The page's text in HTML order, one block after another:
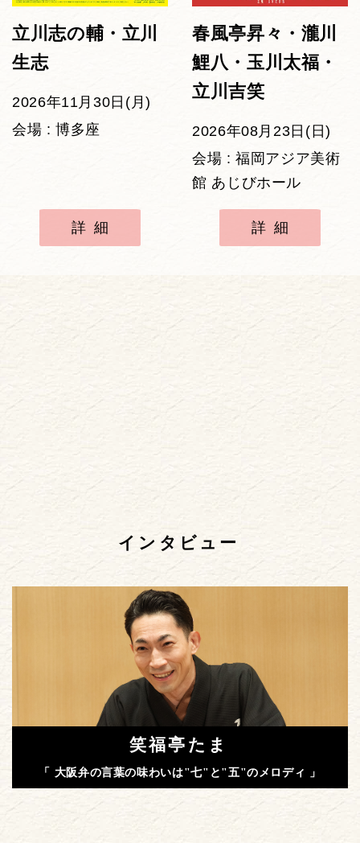
立川志の輔・立川
生志
2026年11月30日(月)
会場 : 博多座
詳細
春風亭昇々・瀧川
鯉八・玉川太福・
立川吉笑
2026年08月23日(日)
会場 : 福岡アジア美術
館 あじびホール
詳細
インタビュー
笑福亭たま
「 大阪弁の言葉の味わいは"七"と"五"のメロディ 」